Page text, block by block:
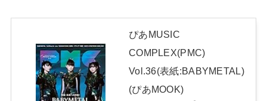
からレッスンに参加出来なくて当たり前だろ？？？
日本独自企画・限定生産盤「METAL FORTH (DELUXE
JAPAN EDITION)」着弾
ぴあMUSIC
COMPLEX(PMC)
Vol.36(表紙:BABYMETAL)
(ぴあMOOK)